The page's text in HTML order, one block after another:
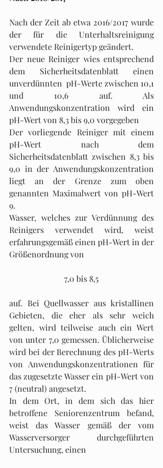
Nach der Zeit ab etwa 2016/2017 wurde
der für die Unterhaltsreinigung
verwendete Reinigertyp geändert.
Der neue Reiniger wies entsprechend
dem Sicherheitsdatenblatt einen
unverdünnten  pH-Werte zwischen 10,1
und 10,6 auf. Als
Anwendungskonzentration wird ein
pH-Wert von 8,3 bis 9,0 vorgegeben
Der vorliegende Reiniger mit einem
pH-Wert nach dem
Sicherheitsdatenblatt zwischen 8,3 bis
9,0 in der Anwendungskonzentration
liegt an der Grenze zum oben
genannten Maximalwert von pH-Wert
9.
Wasser, welches zur Verdünnung des
Reinigers verwendet wird, weist
erfahrungsgemäß einen pH-Wert in der
Größenordnung von
7,0 bis 8,5
auf. Bei Quellwasser aus kristallinen
Gebieten, die eher als sehr weich
gelten, wird teilweise auch ein Wert
von unter 7,0 gemessen. Üblicherweise
wird bei der Berechnung des pH-Werts
von Anwendungskonzentrationen für
das zugesetzte Wasser ein pH-Wert von
7 (neutral) angesetzt.
In dem Ort, in dem sich das hier
betroffene Seniorenzentrum befand,
weist das Wasser gemäß der vom
Wasserversorger durchgeführten
Untersuchung, einen